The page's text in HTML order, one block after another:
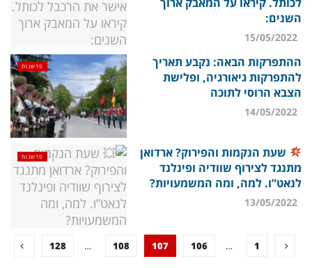
השנים:
פרשנות
ההתפרקות הבאה: נקבע תאריך
להתפרקות גיאורגיה, ופלישת
הצבא הרוסי לתוכה
פרשנות
שעת הנקמות והפירוק? ארדואן
מתנגד לצירוף שוודיה ופינלנד
לנאט”ו. למה, ומה המשמעויות?
1
…
106
107
108
…
128